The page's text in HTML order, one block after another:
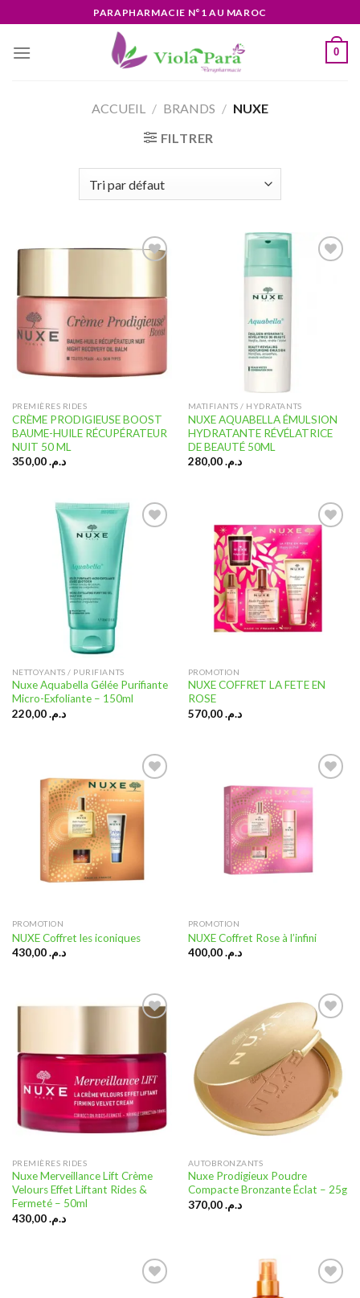
to
content
PARAPHARMACIE N°1 AU MAROC
0
ACCUEIL / BRANDS / NUXE
FILTRER
Ajouter
d’envies
PREMIÈRES RIDES
CRÈME PRODIGIEUSE BOOST
BAUME-HUILE RÉCUPÉRATEUR
NUIT 50 ML
د.م.350,00
MATIFIANTS / HYDRATANTS
NUXE AQUABELLA ÉMULSION
HYDRATANTE RÉVÉLATRICE
DE BEAUTÉ 50ML
د.م.280,00
NETTOYANTS / PURIFIANTS
Nuxe Aquabella Gélée Purifiante
Micro-Exfoliante – 150ml
د.م.220,00
Ajouter
à la liste
d’envies
PROMOTION
NUXE COFFRET LA FETE EN
ROSE
د.م.570,00
PROMOTION
NUXE Coffret les iconiques
د.م.430,00
à la liste
PROMOTION
NUXE Coffret Rose à l’infini
د.م.400,00
Ajouter
d’envies
PREMIÈRES RIDES
Nuxe Merveillance Lift Crème
Velours Effet Liftant Rides &
Fermeté – 50ml
د.م.430,00
Ajouter
à la liste
d’envies
AUTOBRONZANTS
Nuxe Prodigieux Poudre
Compacte Bronzante Éclat – 25g
د.م.370,00